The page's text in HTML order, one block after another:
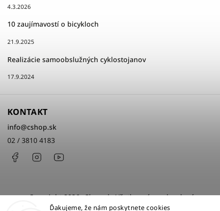
Ďakujeme, že nám poskytnete cookies
4.3.2026
10 zaujímavostí o bicykloch
21.9.2025
Realizácie samoobslužných cyklostojanov
17.9.2024
KONTAKT
info@cshop.sk
02 / 3810 4183
FacebookInstagram
Copyright 2026cShop.sk. Všetky práva vyhradené.